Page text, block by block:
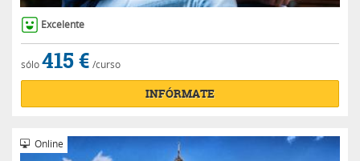
Excelente
sólo415 € /curso
INFÓRMATE
Online